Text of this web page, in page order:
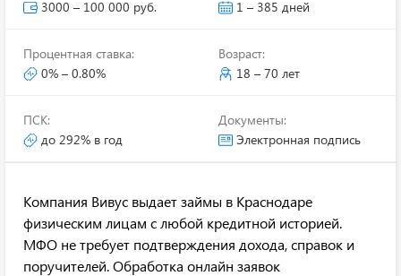
3000 – 100 000 руб.
1 – 385 дней
Процентная ставка:
0% – 0.80%
Возраст:
18 – 70 лет
ПСК:
до 292% в год
Документы:
Электронная подпись
Компания Вивус выдает займы в Краснодаре
физическим лицам с любой кредитной историей.
МФО не требует подтверждения дохода, справок и
поручителей. Обработка онлайн заявок